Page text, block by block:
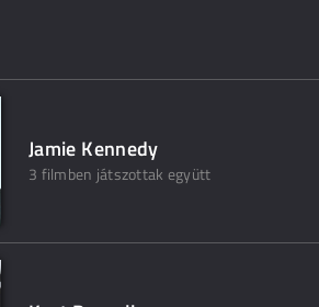
Jamie Kennedy
3 filmben játszottak együtt